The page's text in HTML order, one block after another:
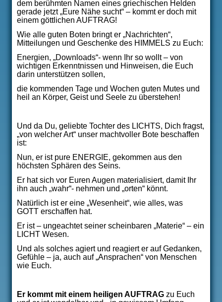
dem berühmten Namen eines griechischen Helden
gerade jetzt „Eure Nähe sucht“ – kommt er doch mit
einem göttlichen AUFTRAG!
Wie alle guten Boten bringt er „Nachrichten“,
Mitteilungen und Geschenke des HIMMELS zu Euch:
Energien, „Downloads“- wenn Ihr so wollt – von
wichtigen Erkenntnissen und Hinweisen, die Euch
darin unterstützen sollen,
die kommenden Tage und Wochen guten Mutes und
heil an Körper, Geist und Seele zu überstehen!
Und da Du, geliebte Tochter des LICHTS, Dich fragst,
„von welcher Art“ unser machtvoller Bote beschaffen
ist:
Nun, er ist pure ENERGIE, gekommen aus den
höchsten Sphären des Seins.
Er hat sich vor Euren Augen materialisiert, damit Ihr
ihn auch „wahr“- nehmen und „orten“ könnt.
Natürlich ist er eine „Wesenheit“, wie alles, was
GOTT erschaffen hat.
Er ist – ungeachtet seiner scheinbaren „Materie“ – ein
LICHT Wesen.
Und als solches agiert und reagiert er auf Gedanken,
Gefühle – ja, auch auf „Ansprachen“ von Menschen
wie Euch.
Er kommt mit einem heiligen AUFTRAG zu Euch